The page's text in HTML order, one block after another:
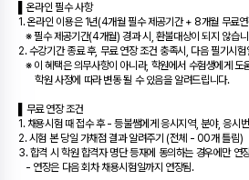
▌온라인 필수 사항
1. 온라인 이용은 1년(4개월 필수 제공기간 + 8개월 무료연
※ 필수 제공기간(4개월) 경과 시, 환불대상이 되지 않습
2. 수강기간 종료 후, 무료 연장 조건 충족시, 다음 필기시
※ 이 혜택은 의무사항이 아니라, 학원에서 수험생에게 도
학원 사정에 따라 변동 될 수 있음을 알려드립니다.
▌무료 연장 조건
1. 채용시험 때 접수 후 - 등불쌤에게 응시지역, 분야, 응시
2. 시험 본 당일 가채점 결과 알려주기 (전체 - 00개 틀림)
3. 합격 시 학원 합격자 명단 등재에 동의하는 경우에만 연
- 연장은 다음 회차 채용시험일까지 연장됨.